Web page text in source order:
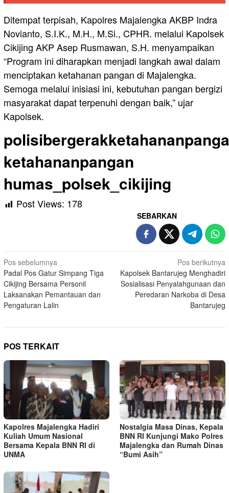
Ditempat terpisah, Kapolres Majalengka AKBP Indra
Novianto, S.I.K., M.H., M.Si., CPHR. melalui Kapolsek
Cikijing AKP Asep Rusmawan, S.H. menyampaikan
“Program ini diharapkan menjadi langkah awal dalam
menciptakan ketahanan pangan di Majalengka.
Semoga melalui inisiasi ini, kebutuhan pangan bergizi
masyarakat dapat terpenuhi dengan baik,” ujar
Kapolsek.
ketahananpangan
humas_polsek_cikijing
Post Views: 178
SEBARKAN
Navigasi
pos
Pos sebelumnya
Padal Pos Gatur Simpang Tiga
Cikijing Bersama Personil
Laksanakan Pemantauan dan
Pengaturan Lalin
Pos berikutnya
Kapolsek Bantarujeg Menghadiri
Sosialisasi Penyalahgunaan dan
Peredaran Narkoba di Desa
Bantarujeg
POS TERKAIT
Kapolres Majalengka Hadiri
Kuliah Umum Nasional
Bersama Kepala BNN RI di
UNMA
Nostalgia Masa Dinas, Kepala
BNN RI Kunjungi Mako Polres
Majalengka dan Rumah Dinas
“Bumi Asih”